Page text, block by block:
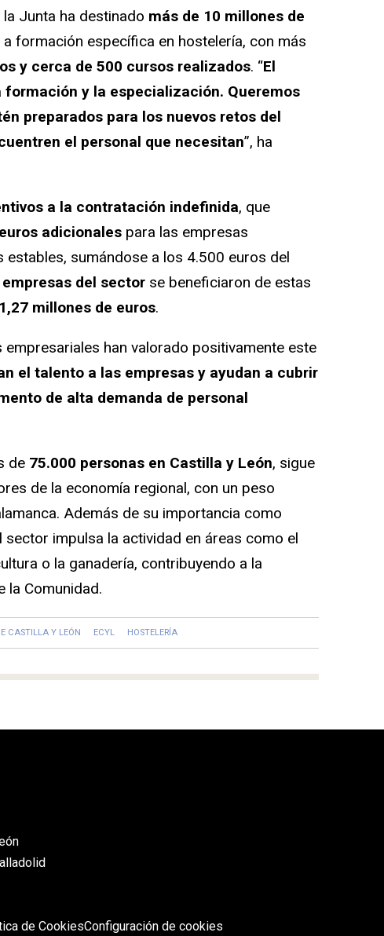
Junta ha destinado más de 10 millones de
a formación específica en hostelería, con más
y cerca de 500 cursos realizados. “El
y la especialización. Queremos
preparados para los nuevos retos del
el personal que necesitan”, ha
a la contratación indefinida, que
adicionales para las empresas
sumándose a los 4.500 euros del
empresas del sector se beneficiaron de estas
1,27 millones de euros.
han valorado positivamente este
el talento a las empresas y ayudan a cubrir
de alta demanda de personal
de 75.000 personas en Castilla y León, sigue
de la economía regional, con un peso
Además de su importancia como
impulsa la actividad en áreas como el
o la ganadería, contribuyendo a la
la Comunidad.
CASTILLA Y LEÓN ECYL HOSTELERÍA
de CookiesConfiguración de cookies